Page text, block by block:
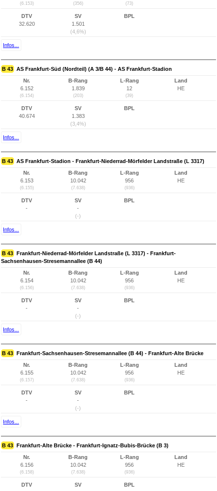
(6.153) (356) (73)
DTV
32.620
SV
1.501
(4,6%)
BPL
Infos...
B 43 AS Frankfurt-Süd (Nordteil) (A 3/B 44) - AS Frankfurt-Stadion
Nr.
6.152
(6.154)
B-Rang
1.839
(203)
L-Rang
12
(39)
Land
HE
DTV
40.674
SV
1.383
(3,4%)
BPL
Infos...
B 43 AS Frankfurt-Stadion - Frankfurt-Niederrad-Mörfelder Landstraße (L 3317)
Nr.
6.153
(6.155)
B-Rang
10.042
(7.638)
L-Rang
956
(936)
Land
HE
DTV
-
SV
-
(-)
BPL
Infos...
B 43 Frankfurt-Niederrad-Mörfelder Landstraße (L 3317) - Frankfurt-
Sachsenhausen-Stresemannallee (B 44)
Nr.
6.154
(6.156)
B-Rang
10.042
(7.638)
L-Rang
956
(936)
Land
HE
DTV
-
SV
-
(-)
BPL
Infos...
B 43 Frankfurt-Sachsenhausen-Stresemannallee (B 44) - Frankfurt-Alte Brücke
Nr.
6.155
(6.157)
B-Rang
10.042
(7.638)
L-Rang
956
(936)
Land
HE
DTV
-
SV
-
(-)
BPL
Infos...
B 43 Frankfurt-Alte Brücke - Frankfurt-Ignatz-Bubis-Brücke (B 3)
Nr.
6.156
(6.158)
B-Rang
10.042
(7.638)
L-Rang
956
(936)
Land
HE
DTV
SV
BPL